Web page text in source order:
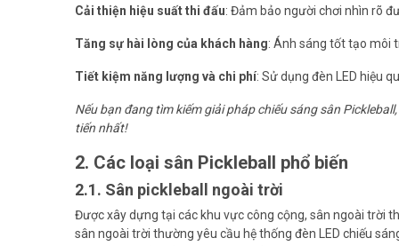
Cải thiện hiệu suất thi đấu: Đảm bảo người chơi nhìn rõ
Tăng sự hài lòng của khách hàng: Ánh sáng tốt tạo môi
Tiết kiệm năng lượng và chi phí: Sử dụng đèn LED hiệu
Nếu bạn đang tìm kiếm giải pháp chiếu sáng sân
tiến nhất!
2. Các loại sân Pickleball phổ biến
2.1. Sân pickleball ngoài trời
Được xây dựng tại các khu vực công cộng, sân ngoài trời
sân ngoài trời thường yêu cầu hệ thống đèn LED chiếu